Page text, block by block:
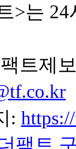
>는
트제
:
팩트